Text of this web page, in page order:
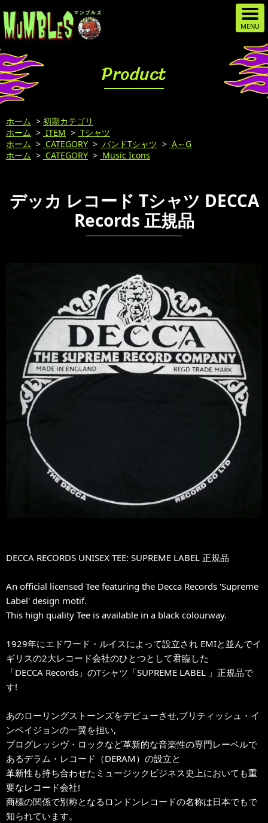
Product
ホーム > 初期カテゴリ
ホーム > ITEM > Tシャツ
ホーム > CATEGORY > バンドTシャツ > A～G
ホーム > CATEGORY > Music Icons
デッカ レコード Tシャツ DECCA
Records 正規品
DECCA RECORDS UNISEX TEE: SUPREME LABEL 正規品
An official licensed Tee featuring the Decca Records 'Supreme
Label' design motif.
This high quality Tee is available in a black colourway.
1929年にエドワード・ルイスによって設立され EMIと並んでイ
ギリスの2大レコード会社のひとつとして君臨した
「DECCA Records」のTシャツ「SUPREME LABEL 」正規品で
す!
あのローリングストーンズをデビューさせ,ブリティッシュ・イ
ンベイジョンの一翼を担い,
プログレッシヴ・ロックなど革新的な音楽性の専門レーベルで
あるデラム・レコード（DERAM）の設立と
革新性も持ち合わせたミュージックビジネス史上においても重
要なレコード会社!
商標の関係で別称となるロンドンレコードの名称は日本でもで
知られています。